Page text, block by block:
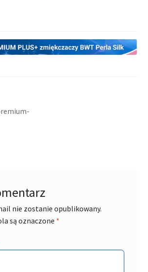
nie zostanie opublikowany.
są oznaczone *